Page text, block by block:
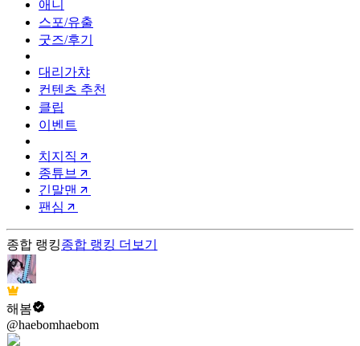
애니
스포/유출
굿즈/후기
대리가챠
컨텐츠 추천
클립
이벤트
치지직
종튜브
긴말맨
팬심
종합 랭킹종합 랭킹 더보기
해봄
@haebomhaebom